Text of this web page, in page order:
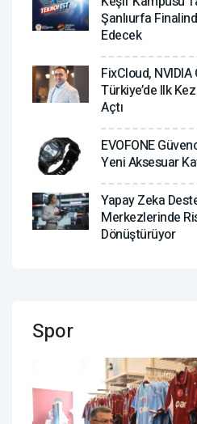
Şanlıurfa
Edecek
FixCloud,
Türkiye’de Ilk
Açtı
EVOFONE
Yeni Aksesuar
Yapay Zeka
Merkezlerinde
Dönüştürüyor
Spor